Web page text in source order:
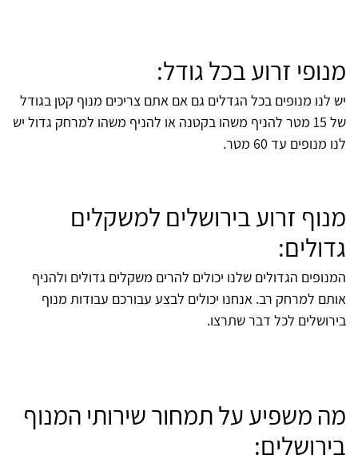
מנופי זרוע בכל גודל:
יש לנו מנופים בכל הגדלים גם אם אתם צריכים מנוף קטן בגודל
של 15 מטר להניף משהו בקטנה או להניף משהו למרחק גדול יש
לנו מנופים עד 60 מטר.
מנוף זרוע בירושלים למשקלים
גדולים:
המנופים הגדולים שלנו יכולים להרים משקלים גדולים ולהניף
אותם למרחק רב. אנחנו יכולים לבצע עבורכם עבודות מנוף
בירושלים לכל דבר שתרצו.
מה משפיע על תמחור שירותי המנוף
בירושלים: